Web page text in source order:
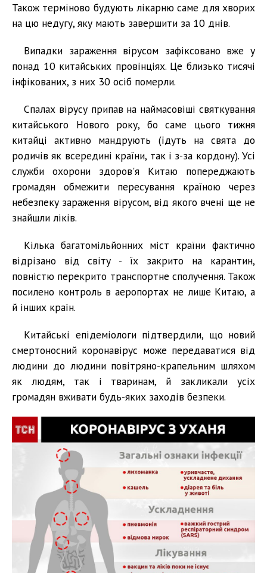
Також терміново будують лікарню саме для хворих
на цю недугу, яку мають завершити за 10 днів.
Випадки зараження вірусом зафіксовано вже у
понад 10 китайських провінціях. Це близько тисячі
інфікованих, з них 30 осіб померли.
Спалах вірусу припав на наймасовіші святкування
китайського Нового року, бо саме цього тижня
китайці активно мандрують (їдуть на свята до
родичів як всередині країни, так і з-за кордону). Усі
служби охорони здоров'я Китаю попереджають
громадян обмежити пересування країною через
небезпеку зараження вірусом, від якого вчені ще не
знайшли ліків.
Кілька багатомільйонних міст країни фактично
відрізано від світу - їх закрито на карантин,
повністю перекрито транспортне сполучення. Також
посилено контроль в аеропортах не лише Китаю, а
й інших країн.
Китайські епідеміологи підтвердили, що новий
смертоносний коронавірус може передаватися від
людини до людини повітряно-крапельним шляхом
як людям, так і тваринам, й закликали усіх
громадян вживати будь-яких заходів безпеки.